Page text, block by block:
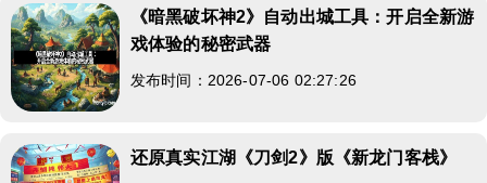
《暗黑破坏神2》自动出城工具：开启全新游
戏体验的秘密武器
发布时间：2026-07-06 02:27:26
还原真实江湖《刀剑2》版《新龙门客栈》